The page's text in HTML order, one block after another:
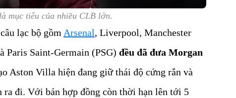
mục tiêu của nhiều CLB lớn.
lạc bộ gồm Arsenal, Liverpool, Manchester
Paris Saint-Germain (PSG) đều đã đưa Morgan
Aston Villa hiện đang giữ thái độ cứng rắn và
ra đi. Với bản hợp đồng còn thời hạn lên tới 5